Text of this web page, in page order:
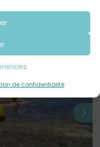
de confidentialité
à venir